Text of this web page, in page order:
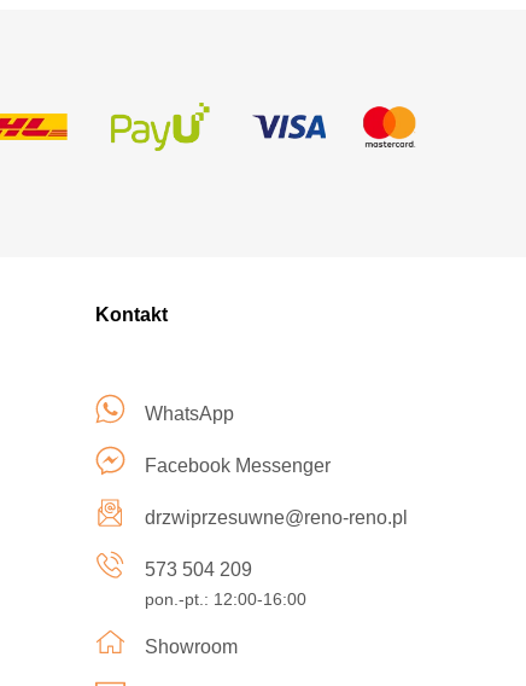
Kontakt
WhatsApp
Facebook Messenger
drzwiprzesuwne@reno-reno.pl
573 504 209
pon.-pt.: 12:00-16:00
Showroom